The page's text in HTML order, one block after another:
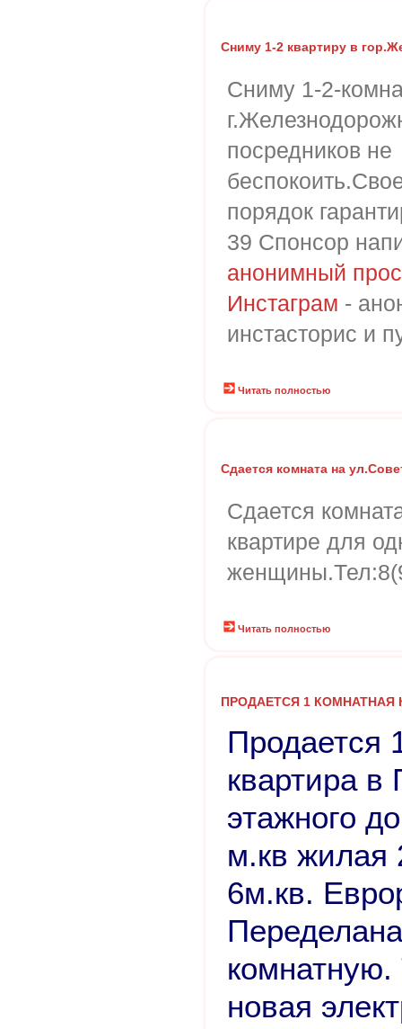
Сниму 1-2 квартиру в
Сниму 1-2-
посредников не
порядок
39 Спонсор
анонимный
Инстаграм -
инстасторис и
Читать полностью
Сдается комната на
Сдается
квартире для
Читать полностью
ПРОДАЕТСЯ 1 КОМНАТНАЯ
Продается
квартира в
этажного
м.кв жилая
6м.кв.
новая